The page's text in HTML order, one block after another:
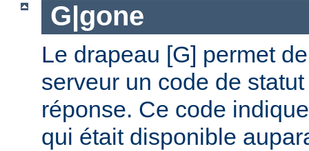
G|gone
Le drapeau [G] permet
serveur un code de
réponse. Ce code
qui était disponible